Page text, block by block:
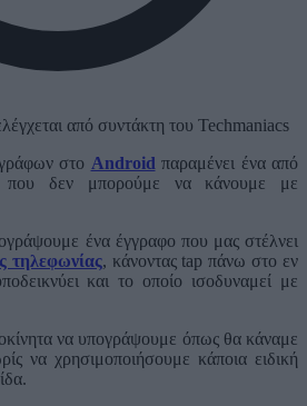
από συντάκτη του Techmaniacs
στο Android παραμένει ένα από
που δεν μπορούμε να κάνουμε με
ένα έγγραφο που μας στέλνει
τηλεφωνίας, κάνοντας tap πάνω στο εν
και το οποίο ισοδυναμεί με
να υπογράψουμε όπως θα κάναμε
να χρησιμοποιήσουμε κάποια ειδική